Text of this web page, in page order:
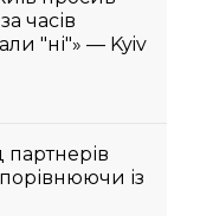
часів
"ні"» — Kyiv
партнерів
із